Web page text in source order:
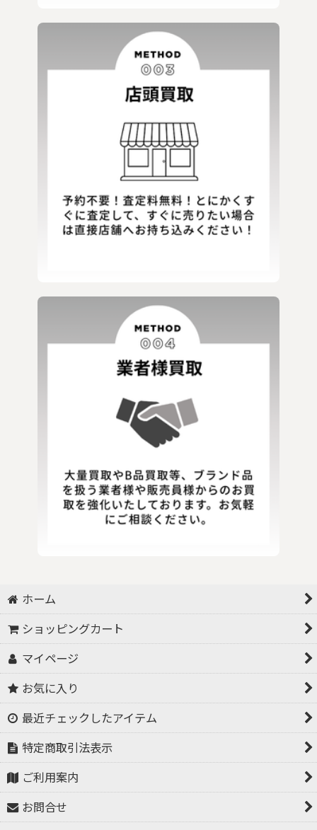
ホーム
ショッピングカート
マイページ
お気に入り
最近チェックしたアイテム
特定商取引法表示
ご利用案内
お問合せ